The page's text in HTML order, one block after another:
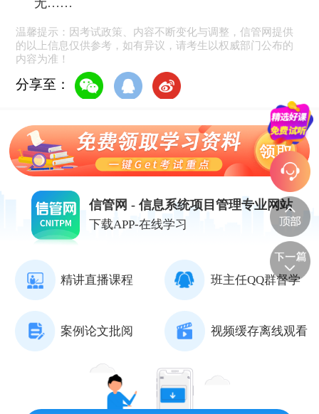
无……
温馨提示：因考试政策、内容不断变化与调整，信管网提供
的以上信息仅供参考，如有异议，请考生以权威部门公布的
内容为准！
分享至：
信管网 - 信息系统项目管理专业网站
下载APP-在线学习
精讲直播课程 班主任QQ群督学
案例论文批阅 视频缓存离线观看